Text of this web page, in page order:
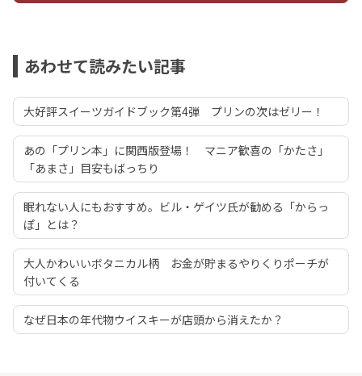
あわせて読みたい記事
大好評スイーツガイドブック第4弾 プリンの次はゼリー！
あの「プリン本」に関西版登場！ マニア歓喜の「かたさ」
「あまさ」目安もばっちり
眠れない人にもおすすめ。ビル・ゲイツ氏が勧める「からっ
ぽ」とは？
大人かわいいボタニカル柄 お金が貯まるやりくりポーチが
付いてくる
なぜ日本の年代物ウイスキーが店頭から消えたか？